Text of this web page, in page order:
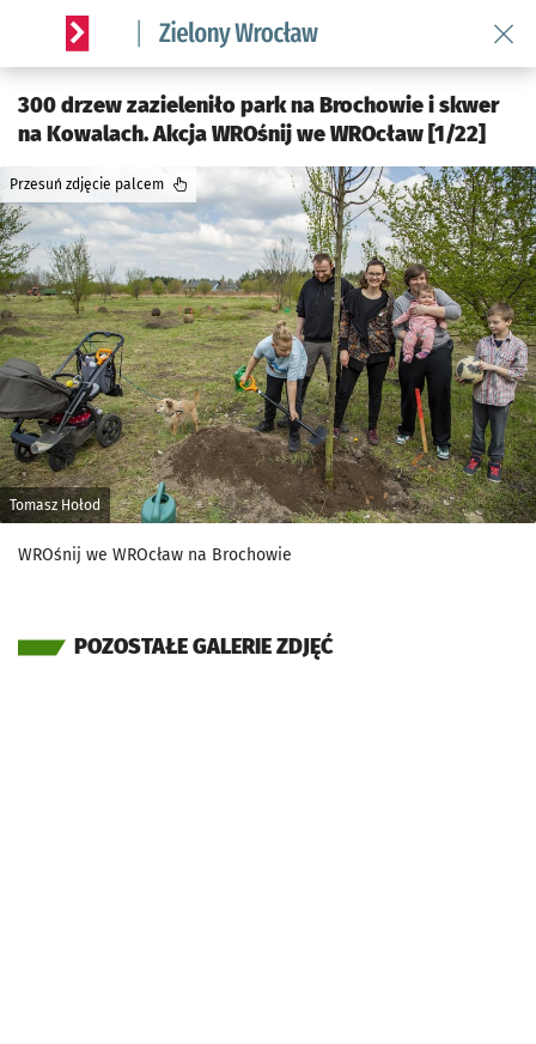
Serwis informacyjny wroclaw.pl podserwis: Środowisko we
300 drzew zazieleniło park na Brochowie i skwer
na Kowalach. Akcja WROśnij we WROcław [1/22]
Tomasz Hołod
Przesuń zdjęcie palcem
WROśnij we WROcław na Brochowie
POZOSTAŁE GALERIE ZDJĘĆ